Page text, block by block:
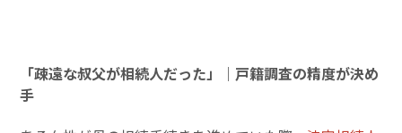
「疎遠な叔父が相続人だった」｜戸籍調査の精度が決め
手